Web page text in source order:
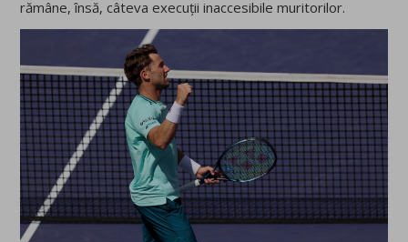
rămâne, însă, câteva execuții inaccesibile muritorilor.